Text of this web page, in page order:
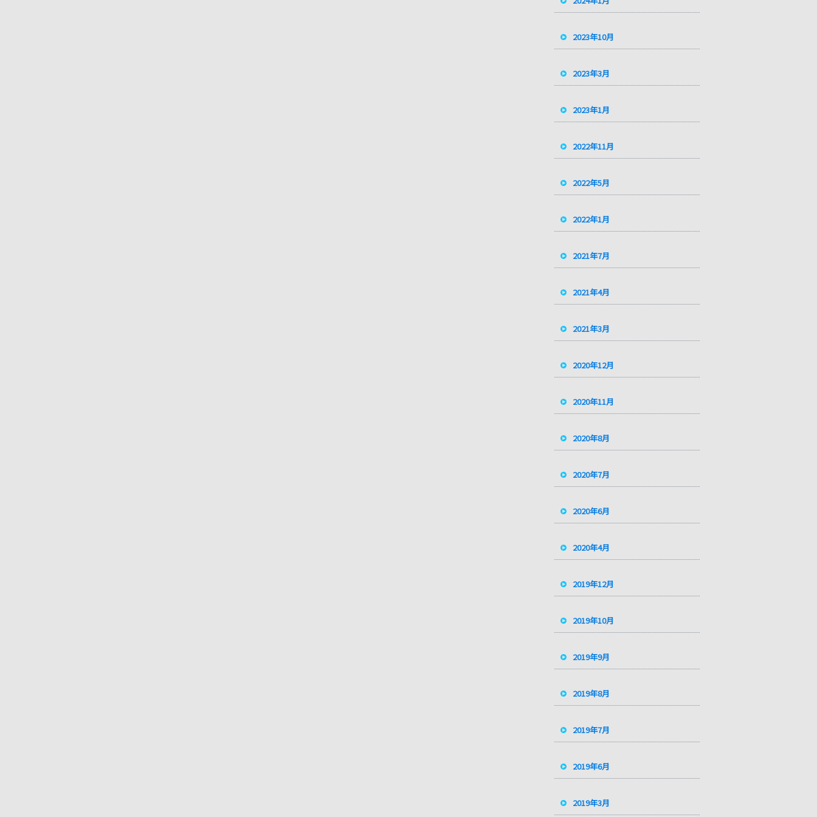
2023年10月
2023年3月
2023年1月
2022年11月
2022年5月
2022年1月
2021年7月
2021年4月
2021年3月
2020年12月
2020年11月
2020年8月
2020年7月
2020年6月
2020年4月
2019年12月
2019年10月
2019年9月
2019年8月
2019年7月
2019年6月
2019年3月